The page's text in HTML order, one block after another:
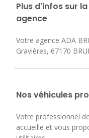
Plus d'infos sur
agence
Votre agence ADA
Gravières, 67170
Nos véhicules
Votre professionnel
accueille et vous